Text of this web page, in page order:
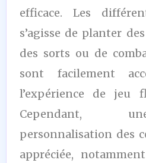
efficace. Les
s’agisse de planter
des sorts ou de
sont facilement
l’expérience de jeu
Cependant,
personnalisation des
appréciée,